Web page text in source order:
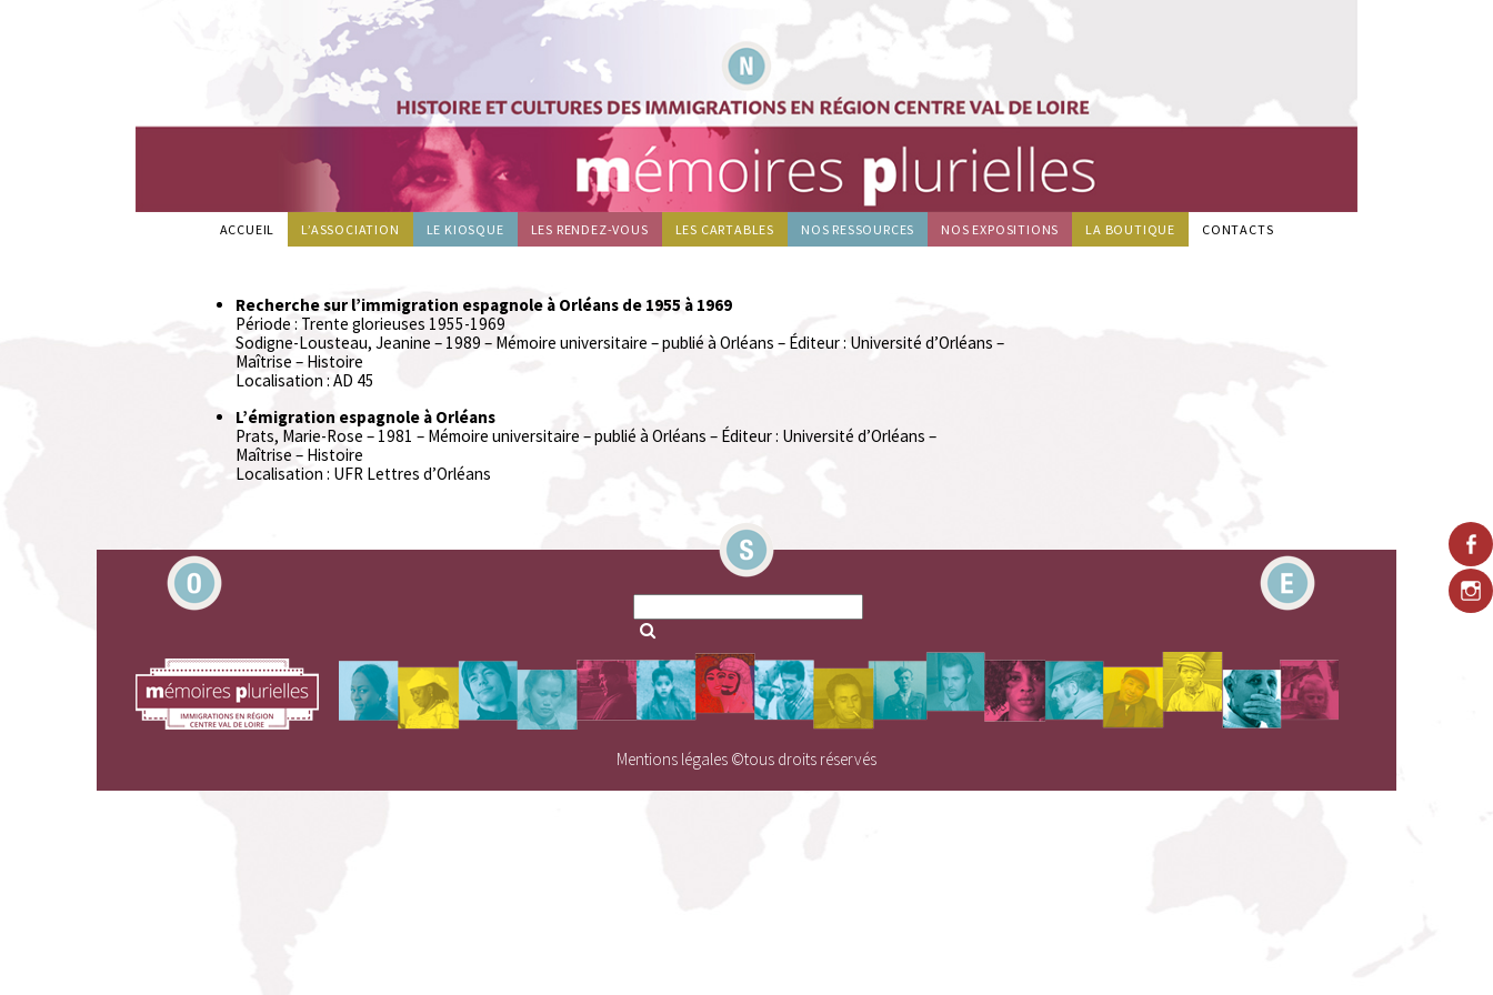
ACCUEIL L’ASSOCIATION LE KIOSQUE LES RENDEZ-VOUS LES CARTABLES NOS RESSOURCES NOS EXPOSITIONS LA BOUTIQUE CONTACTS
Recherche sur l’immigration espagnole à Orléans de 1955 à 1969
Période : Trente glorieuses 1955-1969
Sodigne-Lousteau, Jeanine – 1989 – Mémoire universitaire – publié à Orléans – Éditeur : Université d’Orléans –
Maîtrise – Histoire
Localisation : AD 45
L’émigration espagnole à Orléans
Prats, Marie-Rose – 1981 – Mémoire universitaire – publié à Orléans – Éditeur : Université d’Orléans –
Maîtrise – Histoire
Localisation : UFR Lettres d’Orléans
Search
for:
Search
Mentions légales ©tous droits réservés